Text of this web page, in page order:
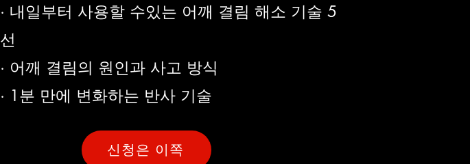
· 내일부터 사용할 수있는 어깨 결림 해소 기술 5
선
· 어깨 결림의 원인과 사고 방식
· 1분 만에 변화하는 반사 기술
신청은 이쪽